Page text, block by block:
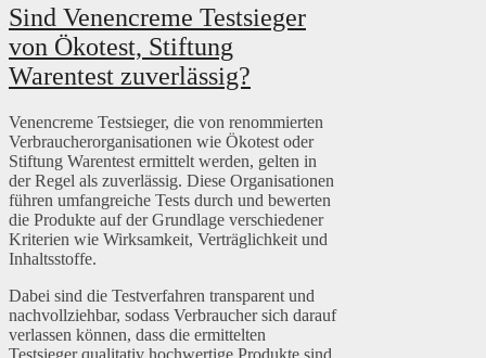
Sind Venencreme Testsieger
von Ökotest, Stiftung
Warentest zuverlässig?
Venencreme Testsieger, die von renommierten
Verbraucherorganisationen wie Ökotest oder
Stiftung Warentest ermittelt werden, gelten in
der Regel als zuverlässig. Diese Organisationen
führen umfangreiche Tests durch und bewerten
die Produkte auf der Grundlage verschiedener
Kriterien wie Wirksamkeit, Verträglichkeit und
Inhaltsstoffe.
Dabei sind die Testverfahren transparent und
nachvollziehbar, sodass Verbraucher sich darauf
verlassen können, dass die ermittelten
Testsieger qualitativ hochwertige Produkte sind.